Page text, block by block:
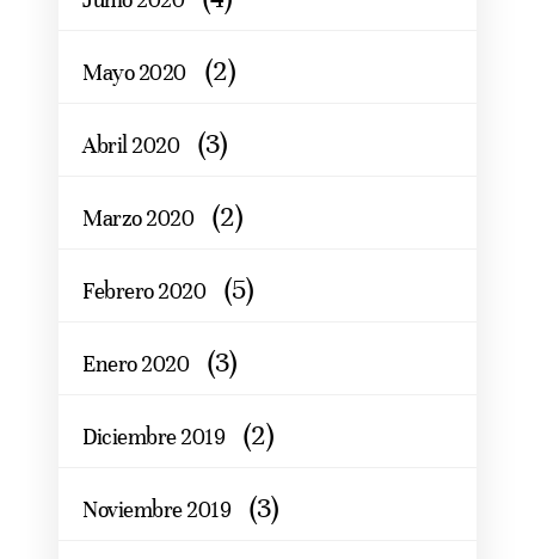
Mayo 2020 (2)
Abril 2020 (3)
Marzo 2020 (2)
Febrero 2020 (5)
Enero 2020 (3)
Diciembre 2019 (2)
Noviembre 2019 (3)